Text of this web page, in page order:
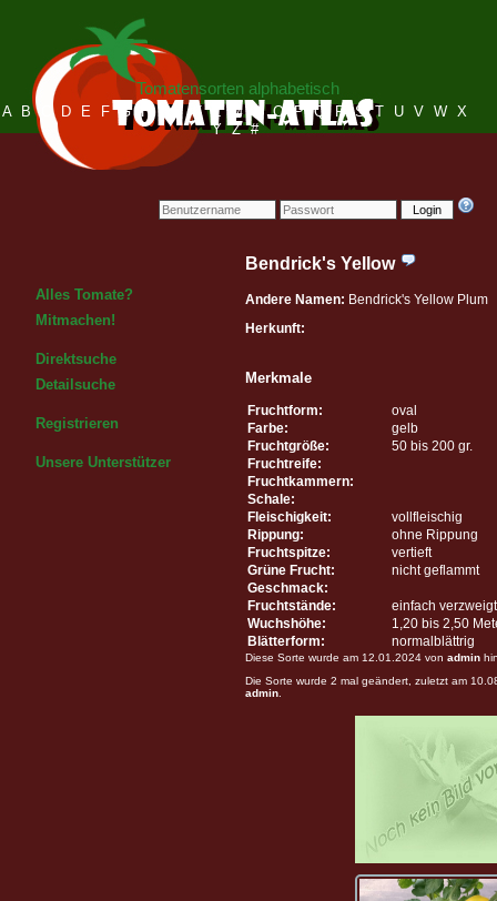
Login
Tomatensorten alphabetisch
A B C D E F G H I J K L M N O P Q R S T U V W X
Y Z #
Alles Tomate?
Mitmachen!
Direktsuche
Detailsuche
Registrieren
Unsere Unterstützer
Bendrick's Yellow
Andere Namen: Bendrick's Yellow Plum
Herkunft:
Merkmale
Fruchtform:
oval
Farbe:
gelb
Fruchtgröße:
50 bis 200 gr.
Fruchtreife:
Fruchtkammern:
Schale:
Fleischigkeit:
vollfleischig
Rippung:
ohne Rippung
Fruchtspitze:
vertieft
Grüne Frucht:
nicht geflammt
Geschmack:
Fruchtstände:
einfach verzweigt
Wuchshöhe:
1,20 bis 2,50
Blätterform:
normalblättrig
Diese Sorte wurde am 12.01.2024 von admin
Die Sorte wurde 2 mal geändert, zuletzt am
admin